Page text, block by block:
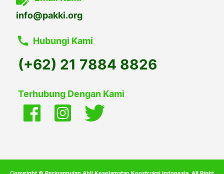
info@pakki.org
Hubungi Kami
(+62) 21 7884 8826
Terhubung Dengan Kami